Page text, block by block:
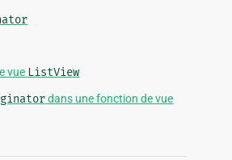
vue ListView
dans une fonction de vue